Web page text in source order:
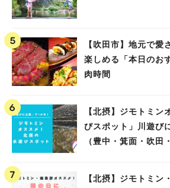
【吹田市】地元で愛
楽しめる「本日のお
肉時間
【北摂】ジモトミン
びスポット」川遊び
（豊中・箕面・吹田
【北摂】ジモトミン